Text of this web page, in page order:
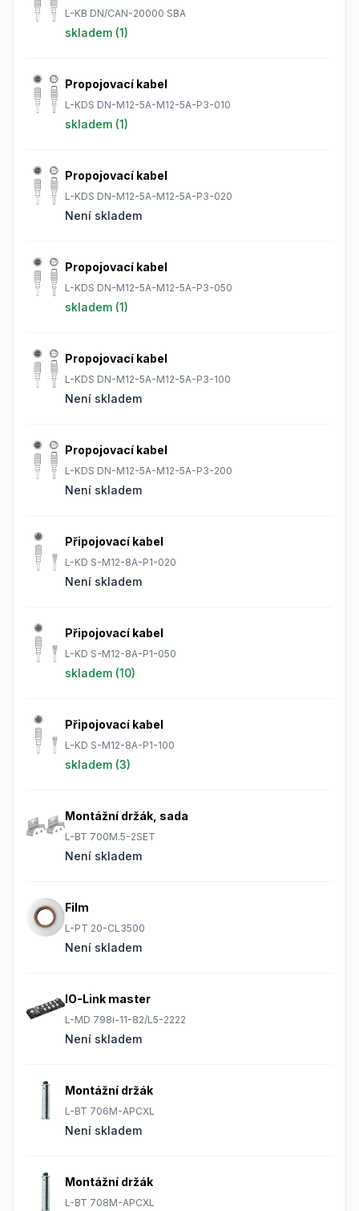
L-KB DN/CAN-20000 SBA
skladem (1)
Propojovací kabel
L-KDS DN-M12-5A-M12-5A-P3-010
skladem (1)
Propojovací kabel
L-KDS DN-M12-5A-M12-5A-P3-020
Není skladem
Propojovací kabel
L-KDS DN-M12-5A-M12-5A-P3-050
skladem (1)
Propojovací kabel
L-KDS DN-M12-5A-M12-5A-P3-100
Není skladem
Propojovací kabel
L-KDS DN-M12-5A-M12-5A-P3-200
Není skladem
Připojovací kabel
L-KD S-M12-8A-P1-020
Není skladem
Připojovací kabel
L-KD S-M12-8A-P1-050
skladem (10)
Připojovací kabel
L-KD S-M12-8A-P1-100
skladem (3)
Montážní držák, sada
L-BT 700M.5-2SET
Není skladem
Film
L-PT 20-CL3500
Není skladem
IO-Link master
L-MD 798i-11-82/L5-2222
Není skladem
Montážní držák
L-BT 706M-APCXL
Není skladem
Montážní držák
L-BT 708M-APCXL